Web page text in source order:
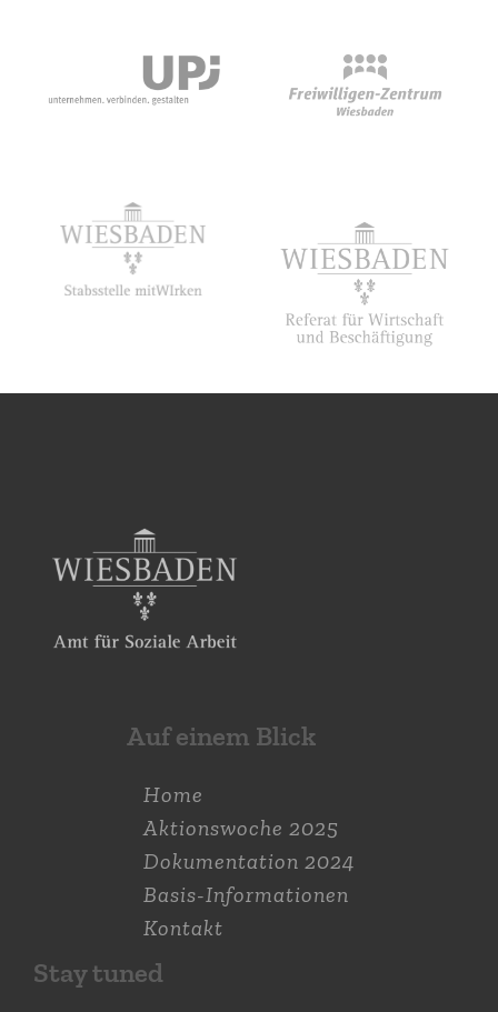
Auf einem Blick
Home
Aktions­woche 2025
Dokumen­tation 2024
Basis-Informationen
Kontakt
Stay tuned